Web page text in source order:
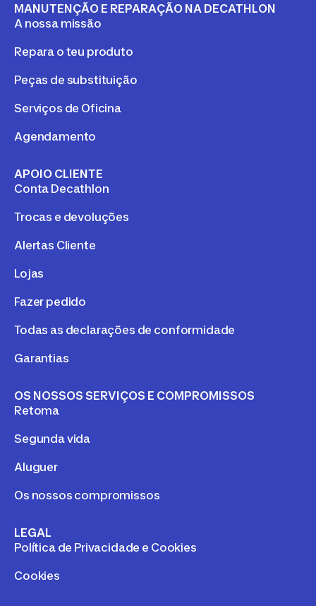
MANUTENÇÃO E REPARAÇÃO NA DECATHLON
A nossa missão
Repara o teu produto
Peças de substituição
Serviços de Oficina
Agendamento
APOIO CLIENTE
Conta Decathlon
Trocas e devoluções
Alertas Cliente
Lojas
Fazer pedido
Todas as declarações de conformidade
Garantias
OS NOSSOS SERVIÇOS E COMPROMISSOS
Retoma
Segunda vida
Aluguer
Os nossos compromissos
LEGAL
Política de Privacidade e Cookies
Cookies